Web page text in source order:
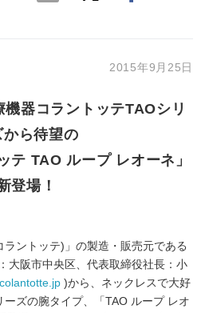
2015年9月25日
器コラントッテTAOシリ
から待望の
テ TAO ループ レオーネ」
登場！
ントッテ)」の製造・販売元である
大阪市中央区、代表取締役社長：小
)から、ネックレスで大好
ズの腕タイプ、「TAO ループ レオ